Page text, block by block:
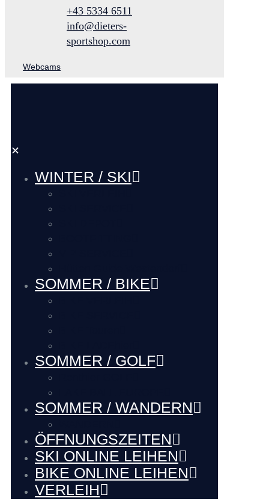
+43 5334 6511
info@dieters-
sportshop.com
Webcams
✕
WINTER / SKI
SOMMER / BIKE
SOMMER / GOLF
SOMMER / WANDERN
ÖFFNUNGSZEITEN
SKI ONLINE LEIHEN
BIKE ONLINE LEIHEN
VERLEIH